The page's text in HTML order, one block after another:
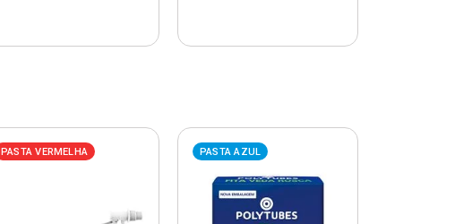
PASTA VERMELHA PASTA AZUL